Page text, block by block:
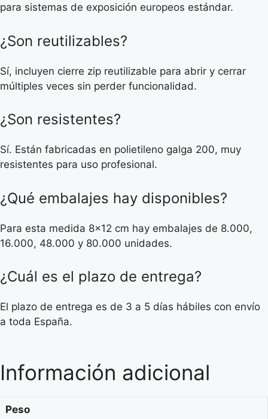
para sistemas de exposición europeos estándar.
¿Son reutilizables?
Sí, incluyen cierre zip reutilizable para abrir y cerrar
múltiples veces sin perder funcionalidad.
¿Son resistentes?
Sí. Están fabricadas en polietileno galga 200, muy
resistentes para uso profesional.
¿Qué embalajes hay disponibles?
Para esta medida 8×12 cm hay embalajes de 8.000,
16.000, 48.000 y 80.000 unidades.
¿Cuál es el plazo de entrega?
El plazo de entrega es de 3 a 5 días hábiles con envío
a toda España.
Información adicional
Peso